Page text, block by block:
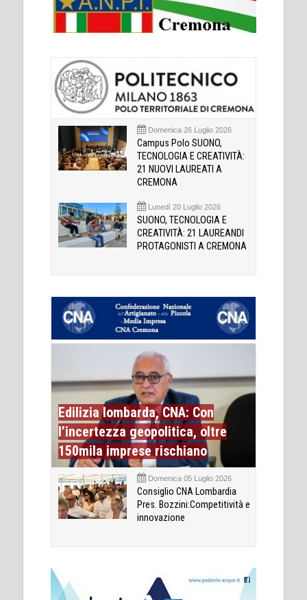
Domenica 26 Luglio 2026
Campus Polo SUONO,
TECNOLOGIA E CREATIVITÀ:
21 NUOVI LAUREATI A
CREMONA
Lunedì 20 Luglio 2026
SUONO, TECNOLOGIA E
CREATIVITÀ: 21 LAUREANDI
PROTAGONISTI A CREMONA
Edilizia lombarda, CNA: Con
l’incertezza geopolitica, oltre
150mila imprese rischiano
Domenica 05 Luglio 2026
Consiglio CNA Lombardia
Pres. Bozzini:Competitività e
innovazione